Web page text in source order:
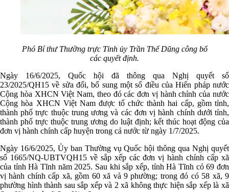
Phó Bí thư Thường trực Tỉnh ủy Trần Thế Dũng công bố
các quyết định.
Ngày 16/6/2025, Quốc hội đã thông qua Nghị quyết số
23/2025/QH15 về sửa đổi, bổ sung một số điều của Hiến pháp nước
Cộng hòa XHCN Việt Nam, theo đó các đơn vị hành chính của nước
Cộng hòa XHCN Việt Nam được tổ chức thành hai cấp, gồm tỉnh,
thành phố trực thuộc trung ương và các đơn vị hành chính dưới tỉnh,
thành phố trực thuộc trung ương do luật định; kết thúc hoạt động của
đơn vị hành chính cấp huyện trong cả nước từ ngày 1/7/2025.
Ngày 16/6/2025, Ủy ban Thường vụ Quốc hội thông qua Nghị quyết
số 1665/NQ-UBTVQH15 về sắp xếp các đơn vị hành chính cấp xã
của tỉnh Hà Tĩnh năm 2025. Sau khi sắp xếp, tỉnh Hà Tĩnh có 69 đơn
vị hành chính cấp xã, gồm 60 xã và 9 phường; trong đó có 58 xã, 9
phường hình thành sau sắp xếp và 2 xã không thực hiện sắp xếp là xã